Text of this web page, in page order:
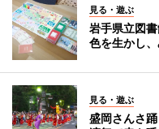
見る・遊ぶ
岩手県立図
色を生かし
見る・遊ぶ
盛岡さんさ